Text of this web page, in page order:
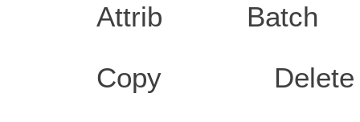
Attrib Batch
Copy Delete